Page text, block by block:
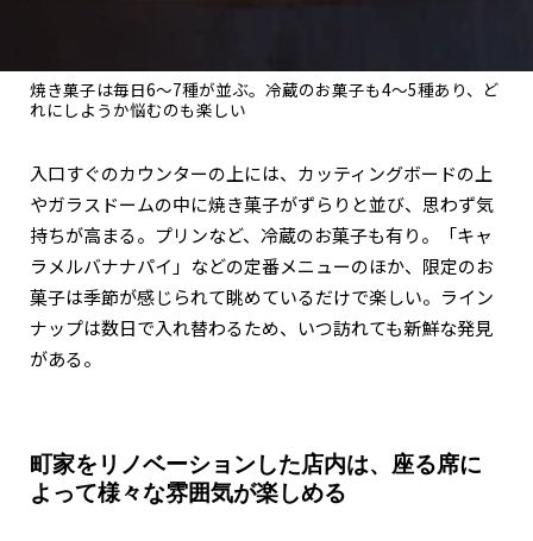
焼き菓子は毎日6～7種が並ぶ。冷蔵のお菓子も4～5種あり、ど
れにしようか悩むのも楽しい
入口すぐのカウンターの上には、カッティングボードの上
やガラスドームの中に焼き菓子がずらりと並び、思わず気
持ちが高まる。プリンなど、冷蔵のお菓子も有り。「キャ
ラメルバナナパイ」などの定番メニューのほか、限定のお
菓子は季節が感じられて眺めているだけで楽しい。ライン
ナップは数日で入れ替わるため、いつ訪れても新鮮な発見
がある。
町家をリノベーションした店内は、座る席に
よって様々な雰囲気が楽しめる